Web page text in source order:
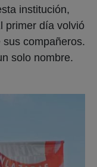
institución,
primer día volvió
compañeros.
solo nombre.